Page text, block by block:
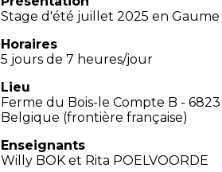
Stage d'été juillet 2025 en
Horaires
5 jours de 7 heures/jour
Lieu
Ferme du Bois-le Compte B -
Belgique (frontière française)
Enseignants
Willy BOK et Rita POELVOORDE